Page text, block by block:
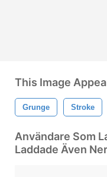
This Image
Grunge Stroke
Användare Som
Laddade Även Ner